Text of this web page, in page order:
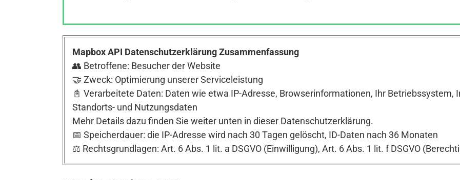
Mapbox API Datenschutzerklärung Zusammenfassung
👥 Betroffene: Besucher der Website
🤝 Zweck: Optimierung unserer Serviceleistung
📓 Verarbeitete Daten: Daten wie etwa IP-Adresse, Browserinformationen, Ihr Betriebssystem,
Standorts- und Nutzungsdaten
Mehr Details dazu finden Sie weiter unten in dieser Datenschutzerklärung.
📅 Speicherdauer: die IP-Adresse wird nach 30 Tagen gelöscht, ID-Daten nach 36 Monaten
⚖️ Rechtsgrundlagen: Art. 6 Abs. 1 lit. a DSGVO (Einwilligung), Art. 6 Abs. 1 lit. f DSGVO